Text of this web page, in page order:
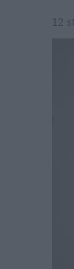
12